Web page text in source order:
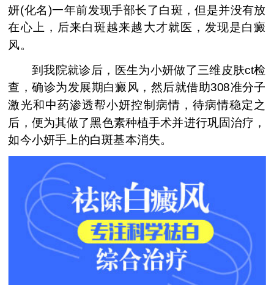
妍(化名)一年前发现手部长了白斑，但是并没有放
在心上，后来白斑越来越大才就医，发现是白癜
风。
到我院就诊后，医生为小妍做了三维皮肤ct检
查，确诊为发展期白癜风，然后就借助308准分子
激光和中药渗透帮小妍控制病情，待病情稳定之
后，便为其做了黑色素种植手术并进行巩固治疗，
如今小妍手上的白斑基本消失。